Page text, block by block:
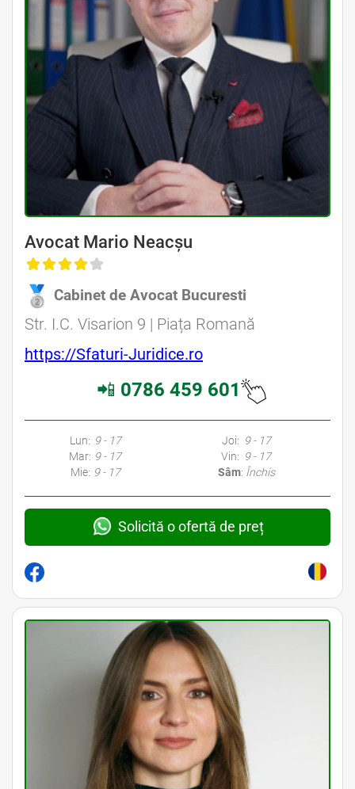
Avocat Mario Neacșu
Cabinet de Avocat Bucuresti
Str. I.C. Visarion 9 | Piața Romană
https://Sfaturi-Juridice.ro
📲 0786 459 601
Lun: 9 - 17
Mar: 9 - 17
Mie: 9 - 17
Joi: 9 - 17
Vin: 9 - 17
Sâm: Închis
Solicită o ofertă de preț